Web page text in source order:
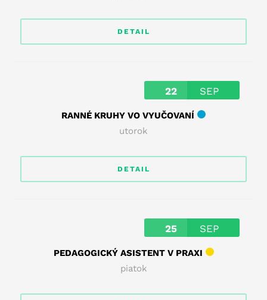
DETAIL
22 SEP
RANNÉ KRUHY VO VYUČOVANÍ
utorok
DETAIL
25 SEP
PEDAGOGICKÝ ASISTENT V PRAXI
piatok